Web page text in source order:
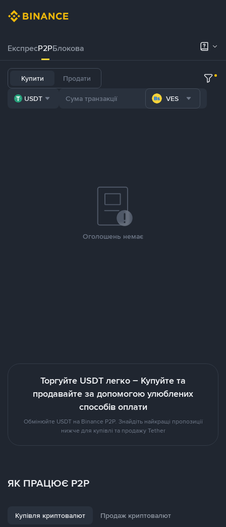
ЕкспресP2PБлокова
Купити Продати
USDT VES
Оголошень немає
Торгуйте USDT легко – Купуйте та
продавайте за допомогою улюблених
способів оплати
Обмінюйте USDT на Binance P2P. Знайдіть найкращі пропозиції
нижче для купівлі та продажу Tether
ЯК ПРАЦЮЄ P2P
Купівля криптовалют Продаж криптовалют